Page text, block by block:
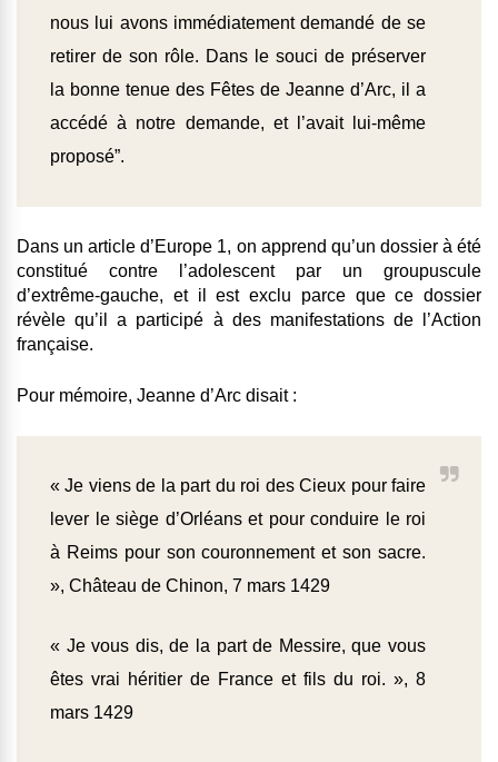
nous lui avons immédiatement demandé de se
retirer de son rôle. Dans le souci de préserver
la bonne tenue des Fêtes de Jeanne d’Arc, il a
accédé à notre demande, et l’avait lui-même
proposé”.
Dans un article d’Europe 1, on apprend qu’un dossier à été
constitué contre l’adolescent par un groupuscule
d’extrême-gauche, et il est exclu parce que ce dossier
révèle qu’il a participé à des manifestations de l’Action
française.
Pour mémoire, Jeanne d’Arc disait :
« Je viens de la part du roi des Cieux pour faire
lever le siège d’Orléans et pour conduire le roi
à Reims pour son couronnement et son sacre.
», Château de Chinon, 7 mars 1429
« Je vous dis, de la part de Messire, que vous
êtes vrai héritier de France et fils du roi. », 8
mars 1429